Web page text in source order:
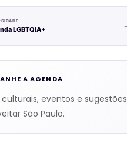
LGBTQIA+
A AGENDA
culturais, eventos e sugestões
São Paulo.